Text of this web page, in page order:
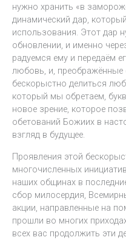
нужно хранить «в
динамический дар,
использования. Этот дар
обновлении, и именно
радуемся ему и передаём
любовь, и,
бескорыстно делиться
который мы обретаем,
новое зрение, которое
обетований Божиих в
взгляд в будущее.
Проявления этой
многочисленных
наших общинах в
сбор милосердия,
акции, направленные на
прошли во многих
всех вас продолжить эти